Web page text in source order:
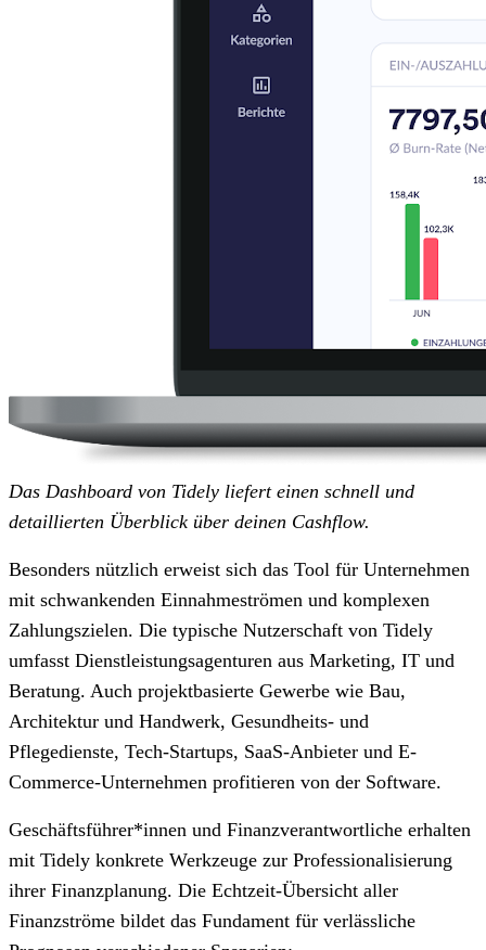
Das Dashboard von Tidely liefert einen schnell und
detaillierten Überblick über deinen Cashflow.
Besonders nützlich erweist sich das Tool für Unternehmen
mit schwankenden Einnahmeströmen und komplexen
Zahlungszielen. Die typische Nutzerschaft von Tidely
umfasst Dienstleistungsagenturen aus Marketing, IT und
Beratung. Auch projektbasierte Gewerbe wie Bau,
Architektur und Handwerk, Gesundheits- und
Pflegedienste, Tech-Startups, SaaS-Anbieter und E-
Commerce-Unternehmen profitieren von der Software.
Geschäftsführer*innen und Finanzverantwortliche erhalten
mit Tidely konkrete Werkzeuge zur Professionalisierung
ihrer Finanzplanung. Die Echtzeit-Übersicht aller
Finanzströme bildet das Fundament für verlässliche